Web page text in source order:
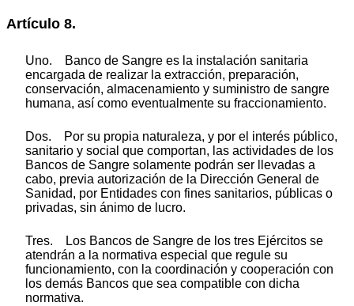
Artículo 8.
Uno. Banco de Sangre es la instalación sanitaria
encargada de realizar la extracción, preparación,
conservación, almacenamiento y suministro de sangre
humana, así como eventualmente su fraccionamiento.
Dos. Por su propia naturaleza, y por el interés público,
sanitario y social que comportan, las actividades de los
Bancos de Sangre solamente podrán ser llevadas a
cabo, previa autorización de la Dirección General de
Sanidad, por Entidades con fines sanitarios, públicas o
privadas, sin ánimo de lucro.
Tres. Los Bancos de Sangre de los tres Ejércitos se
atendrán a la normativa especial que regule su
funcionamiento, con la coordinación y cooperación con
los demás Bancos que sea compatible con dicha
normativa.